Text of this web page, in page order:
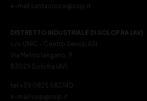
e-mail santacroce@ssip.it
DISTRETTO INDUSTRIALE DI SOLOFRA (AV)
c/o UNIC – Centro Servizi ASI
Via Melito Iangano, 9
83029 Solofra (AV)
tel +39 0825 582740
e-mail ssip@ssip.it